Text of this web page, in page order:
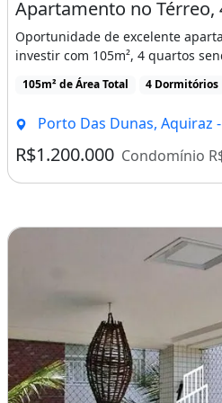
Armários Embutidos
Espaço Gourmet
Interfone
Sacada / Varanda
Academia
Elevador
Quadra Poliesportiva
Rua Asfaltada
Área De Lazer
Escada
Oportunidade de excelente
investir com 105m², 4 quartos
105m² de Área Total 4 Dormitórios
Porto Das Dunas, Aquiraz -
R$1.200.000 Condomínio